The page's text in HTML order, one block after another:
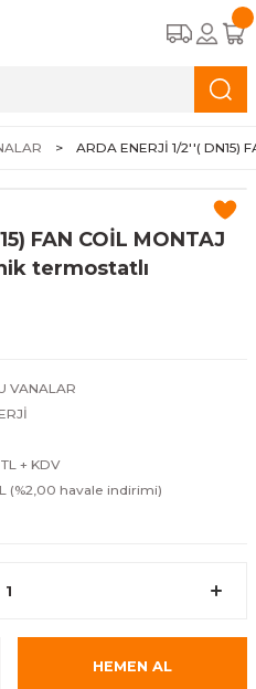
ARDA ENERJİ 1/2''( DN15)
FAN COİL MONTAJ
termostatlı
VANALAR
+ KDV
(%2,00 havale indirimi)
HEMEN AL